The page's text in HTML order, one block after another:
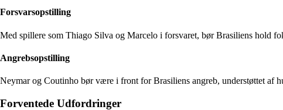
Forsvarsopstilling
Med spillere som Thiago Silva og Marcelo i forsvaret, bør Brasiliens hold
Angrebsopstilling
Neymar og Coutinho bør være i front for Brasiliens angreb, understøttet af
Forventede Udfordringer